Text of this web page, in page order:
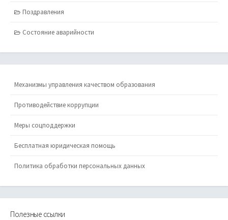
Поздравления
Состояние аварийности
Механизмы управления качеством образования
Противодействие коррупции
Меры соцподдержки
Бесплатная юридическая помощь
Политика обработки персональных данных
Полезные ссылки